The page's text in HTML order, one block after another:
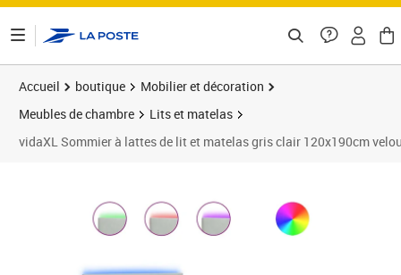
Accueil boutique
Mobilier et décoration
Meubles de chambre
Lits et matelas
vidaXL Sommier à lattes de lit et matelas gris clair 120x190cm